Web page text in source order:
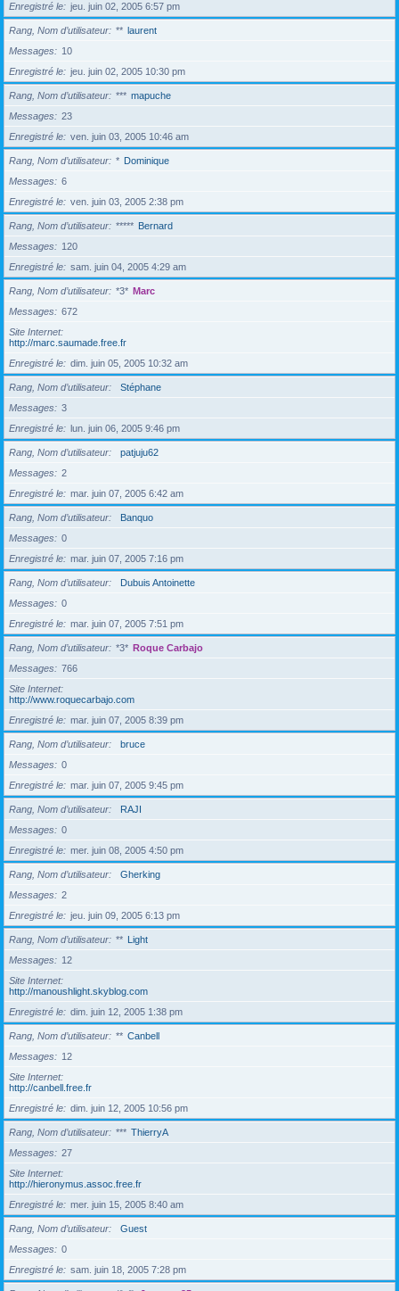
Enregistré le
jeu. juin 02, 2005 6:57 pm
Rang, Nom d’utilisateur ** laurent
Messages
10
Enregistré le
jeu. juin 02, 2005 10:30 pm
Rang, Nom d’utilisateur *** mapuche
Messages
23
Enregistré le
ven. juin 03, 2005 10:46 am
Rang, Nom d’utilisateur * Dominique
Messages
6
Enregistré le
ven. juin 03, 2005 2:38 pm
Rang, Nom d’utilisateur ***** Bernard
Messages
120
Enregistré le
sam. juin 04, 2005 4:29 am
Rang, Nom d’utilisateur *3* Marc
Messages
672
Site Internet
http://marc.saumade.free.fr
Enregistré le
dim. juin 05, 2005 10:32 am
Rang, Nom d’utilisateur
Stéphane
Messages
3
Enregistré le
lun. juin 06, 2005 9:46 pm
Rang, Nom d’utilisateur
patjuju62
Messages
2
Enregistré le
mar. juin 07, 2005 6:42 am
Rang, Nom d’utilisateur
Banquo
Messages
0
Enregistré le
mar. juin 07, 2005 7:16 pm
Rang, Nom d’utilisateur
Dubuis Antoinette
Messages
0
Enregistré le
mar. juin 07, 2005 7:51 pm
Rang, Nom d’utilisateur *3* Roque Carbajo
Messages
766
Site Internet
http://www.roquecarbajo.com
Enregistré le
mar. juin 07, 2005 8:39 pm
Rang, Nom d’utilisateur
bruce
Messages
0
Enregistré le
mar. juin 07, 2005 9:45 pm
Rang, Nom d’utilisateur
RAJI
Messages
0
Enregistré le
mer. juin 08, 2005 4:50 pm
Rang, Nom d’utilisateur
Gherking
Messages
2
Enregistré le
jeu. juin 09, 2005 6:13 pm
Rang, Nom d’utilisateur ** Light
Messages
12
Site Internet
http://manoushlight.skyblog.com
Enregistré le
dim. juin 12, 2005 1:38 pm
Rang, Nom d’utilisateur ** Canbell
Messages
12
Site Internet
http://canbell.free.fr
Enregistré le
dim. juin 12, 2005 10:56 pm
Rang, Nom d’utilisateur *** ThierryA
Messages
27
Site Internet
http://hieronymus.assoc.free.fr
Enregistré le
mer. juin 15, 2005 8:40 am
Rang, Nom d’utilisateur
Guest
Messages
0
Enregistré le
sam. juin 18, 2005 7:28 pm